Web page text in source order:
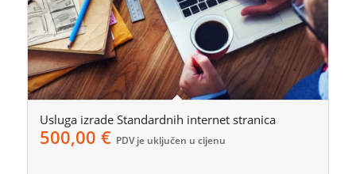
Usluga izrade Standardnih internet stranica
500,00 € PDV je uključen u cijenu